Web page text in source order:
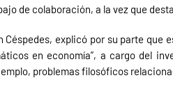
de colaboración, a la vez que
Céspedes, explicó por su parte que
en economía”, a cargo del
problemas filosóficos